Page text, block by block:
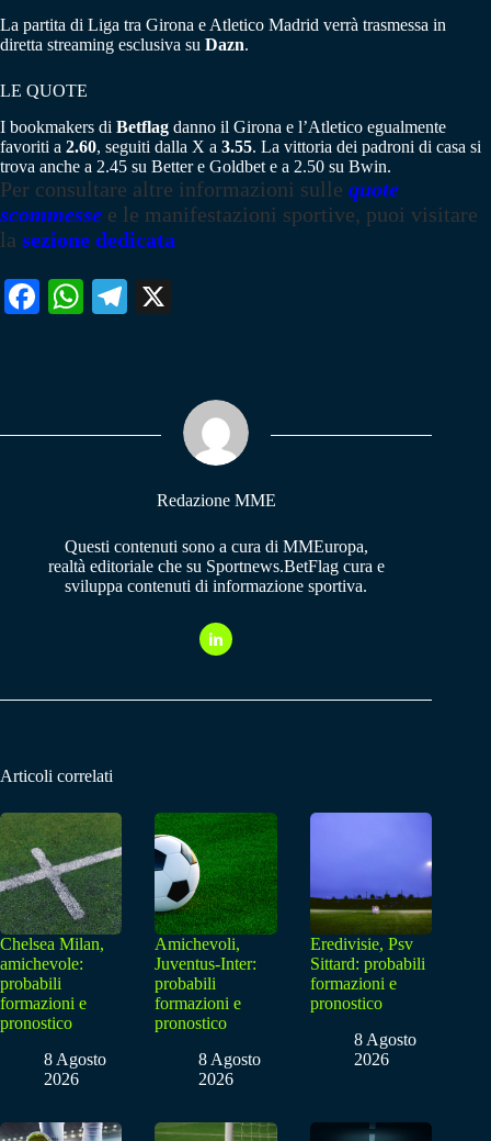
La partita di Liga tra Girona e Atletico Madrid verrà trasmessa in
diretta streaming esclusiva su Dazn.
LE QUOTE
I bookmakers di Betflag danno il Girona e l’Atletico egualmente
favoriti a 2.60, seguiti dalla X a 3.55. La vittoria dei padroni di casa si
trova anche a 2.45 su Better e Goldbet e a 2.50 su Bwin.
Per consultare altre informazioni sulle quote
scommesse e le manifestazioni sportive, puoi visitare
la sezione dedicata
Fa W
pp
Te
m
Redazione MME
Questi contenuti sono a cura di MMEuropa,
realtà editoriale che su Sportnews.BetFlag cura e
sviluppa contenuti di informazione sportiva.
Articoli correlati
Chelsea Milan,
amichevole:
probabili
formazioni e
pronostico
8 Agosto
2026
Amichevoli,
Juventus-Inter:
probabili
formazioni e
pronostico
8 Agosto
2026
Eredivisie, Psv
Sittard: probabili
formazioni e
pronostico
8 Agosto
2026